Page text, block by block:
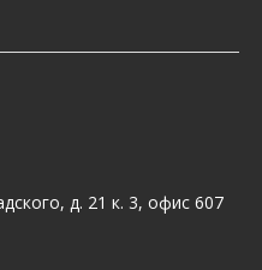
д. 21 к. 3, офис 607